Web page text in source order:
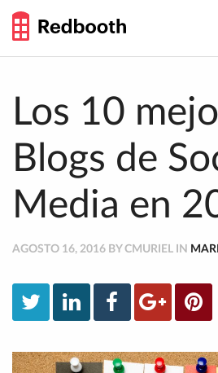
GUIDE
Los 10
Blogs de
Media en
AGOSTO 16, 2016 BY CMURIEL IN